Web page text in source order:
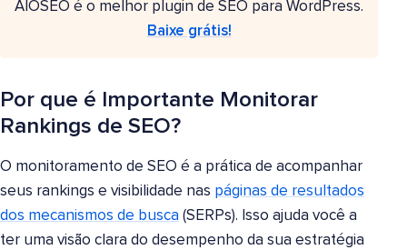
AIOSEO é o melhor plugin de SEO para WordPress.
Baixe grátis!
Por que é Importante Monitorar
Rankings de SEO?
O monitoramento de SEO é a prática de acompanhar
seus rankings e visibilidade nas páginas de resultados
dos mecanismos de busca (SERPs). Isso ajuda você a
ter uma visão clara do desempenho da sua estratégia